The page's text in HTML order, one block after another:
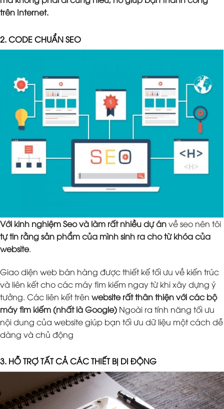
trên Internet.
2. CODE CHUẨN SEO
Với kinh nghiệm Seo và làm rất nhiều dự ánvề seo nên tôi
tự tin rằng sản phẩm của mình sinh ra cho từ khóa của
website.
Giao diện web bán hàng được thiết kế tối ưu về kiến trúc
và liên kết cho các máy tìm kiếm ngay từ khi xây dựng ý
tưởng. Các liên kết trên website rất thân thiện với các bộ
máy tìm kiếm (nhất là Google) Ngoài ra tính năng tối ưu
nội dung của website giúp bạn tối ưu dữ liệu một cách dễ
dàng và chủ động
3. HỖ TRỢ TẤT CẢ CÁC THIẾT BỊ DI ĐỘNG